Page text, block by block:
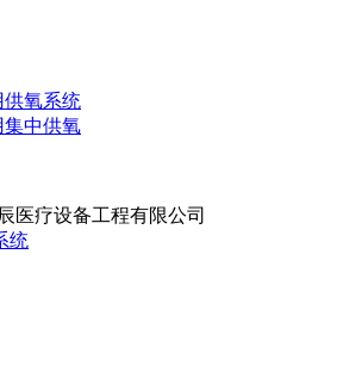
供氧系统
集中供氧
医疗设备工程有限公司
统